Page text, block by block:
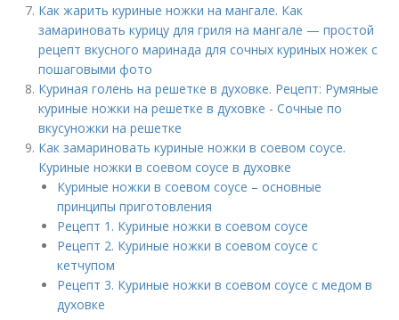
Как жарить куриные ножки на мангале. Как
замариновать курицу для гриля на мангале — простой
рецепт вкусного маринада для сочных куриных ножек с
пошаговыми фото
Куриная голень на решетке в духовке. Рецепт: Румяные
куриные ножки на решетке в духовке - Сочные по
вкусуножки на решетке
Как замариновать куриные ножки в соевом соусе.
Куриные ножки в соевом соусе в духовке
Куриные ножки в соевом соусе – основные
принципы приготовления
Рецепт 1. Куриные ножки в соевом соусе
Рецепт 2. Куриные ножки в соевом соусе с
кетчупом
Рецепт 3. Куриные ножки в соевом соусе с медом в
духовке